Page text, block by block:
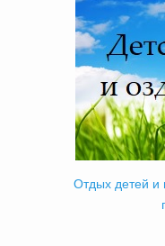
Отдых детей и